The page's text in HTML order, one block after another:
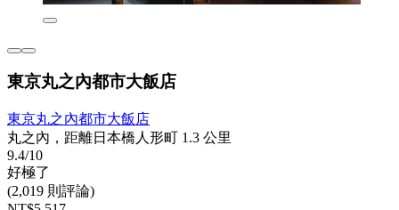
東京丸之內都市大飯店
東京丸之內都市大飯店
丸之內，距離日本橋人形町 1.3 公里
9.4/10
好極了
(2,019 則評論)